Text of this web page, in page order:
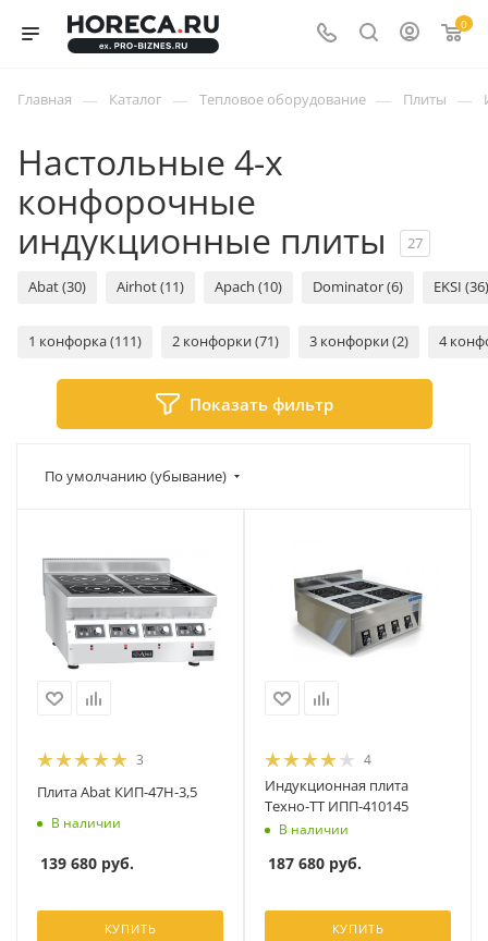
0
Главная — Каталог — Тепловое оборудование — Плиты —
Настольные 4-х
конфорочные
индукционные плиты
27
Abat (30) Airhot (11) Apach (10) Dominator (6) EKSI (36)
1 конфорка (111) 2 конфорки (71) 3 конфорки (2) 4
Показать фильтр
По умолчанию (убывание)
3
Плита Abat КИП-47Н-3,5
В наличии
139 680 руб.
КУПИТЬ
4
Индукционная плита
Техно-ТТ ИПП-410145
В наличии
187 680 руб.
КУПИТЬ